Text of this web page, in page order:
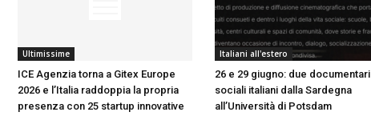
Ultimissime
ICE Agenzia torna a Gitex Europe
2026 e l’Italia raddoppia la propria
presenza con 25 startup innovative
Italiani all'estero
26 e 29 giugno: due documentari
sociali italiani dalla Sardegna
all’Università di Potsdam